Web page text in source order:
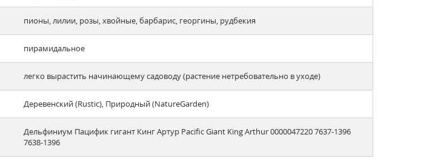
пионы, лилии, розы, хвойные, барбарис, георгины, рудбекия
пирамидальное
легко вырастить начинающему садоводу (растение нетребовательно в уходе)
Деревенский (Rustic), Природный (NatureGarden)
Дельфиниум Пацифик гигант Кинг Артур Pacific Giant King Arthur 0000047220 7637-1396
7638-1396